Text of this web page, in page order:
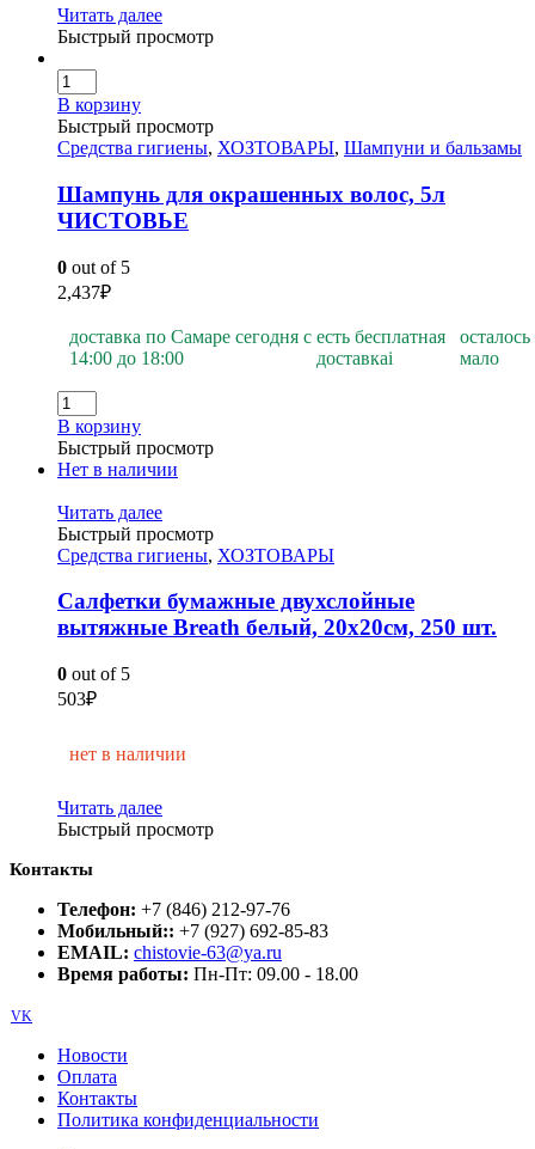
Читать далее
Быстрый просмотр
В корзину
Быстрый просмотр
Средства гигиены, ХОЗТОВАРЫ, Шампуни и бальзамы
Шампунь для окрашенных волос, 5л
ЧИСТОВЬЕ
0 out of 5
2,437₽
доставка по Самаре сегодня с
14:00 до 18:00
есть бесплатная
доставкаi
осталось
мало
В корзину
Быстрый просмотр
Нет в наличии
Читать далее
Быстрый просмотр
Средства гигиены, ХОЗТОВАРЫ
Салфетки бумажные двухслойные
вытяжные Breath белый, 20х20см, 250 шт.
0 out of 5
503₽
нет в наличии
Читать далее
Быстрый просмотр
Контакты
Телефон: +7 (846) 212-97-76
Мобильный:: +7 (927) 692-85-83
EMAIL: chistovie-63@ya.ru
Время работы: Пн-Пт: 09.00 - 18.00
VK
Новости
Оплата
Контакты
Политика конфиденциальности